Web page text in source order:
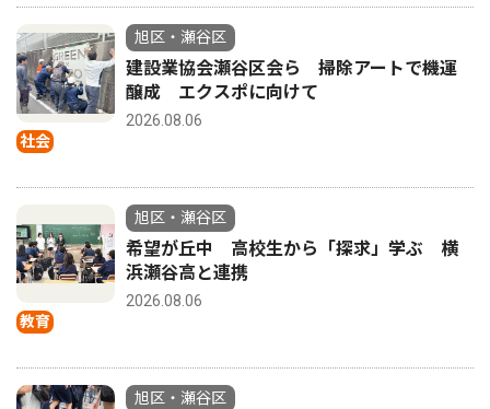
社会
旭区・瀬谷区
建設業協会瀬谷区会ら 掃除アートで機運
醸成 エクスポに向けて
2026.08.06
教育
旭区・瀬谷区
希望が丘中 高校生から「探求」学ぶ 横
浜瀬谷高と連携
2026.08.06
旭区・瀬谷区